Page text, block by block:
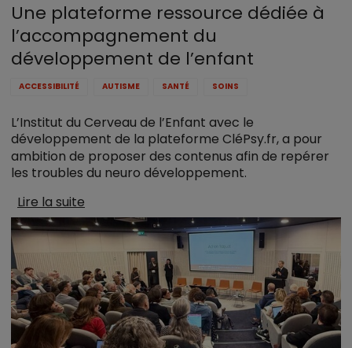
Une plateforme ressource dédiée à
l’accompagnement du
développement de l’enfant
ACCESSIBILITÉ AUTISME SANTÉ SOINS
L’Institut du Cerveau de l’Enfant avec le
développement de la plateforme CléPsy.fr, a pour
ambition de proposer des contenus afin de repérer
les troubles du neuro développement.
Lire la suite